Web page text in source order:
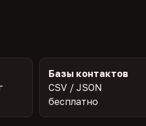
Базы контактов
CSV / JSON
бесплатно